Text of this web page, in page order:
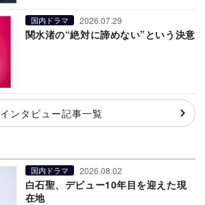
国内ドラマ 2026.07.29
関水渚の“絶対に諦めない”という決意
インタビュー記事一覧
国内ドラマ 2026.08.02
白石聖、デビュー10年目を迎えた現
在地